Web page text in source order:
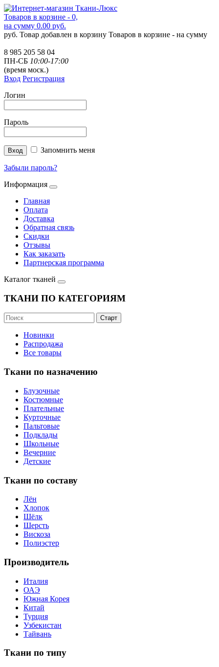
Товаров в корзине - 0,
на сумму 0.00 руб.
руб. Товар добавлен в корзину Товаров в корзине - на сумму
8 985 205 58 04
ПН-СБ 10:00-17:00
(время моск.)
Вход Регистрация
Логин
Пароль
Запомнить меня
Забыли пароль?
Информация
Главная
Оплата
Доставка
Обратная связь
Скидки
Отзывы
Как заказать
Партнерская программа
Каталог тканей
ТКАНИ ПО КАТЕГОРИЯМ
Новинки
Распродажа
Все товары
Ткани по назначению
Блузочные
Костюмные
Плательные
Курточные
Пальтовые
Подклады
Школьные
Вечерние
Детские
Ткани по составу
Лён
Хлопок
Шёлк
Шерсть
Вискоза
Полиэстер
Производитель
Италия
ОАЭ
Южная Корея
Китай
Турция
Узбекистан
Тайвань
Ткани по типу